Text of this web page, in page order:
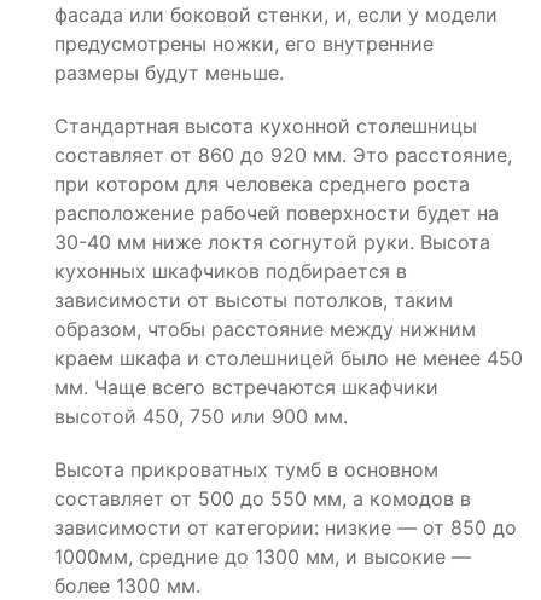
фасада или боковой стенки, и, если у модели
предусмотрены ножки, его внутренние
размеры будут меньше.
Стандартная высота кухонной столешницы
составляет от 860 до 920 мм. Это расстояние,
при котором для человека среднего роста
расположение рабочей поверхности будет на
30-40 мм ниже локтя согнутой руки. Высота
кухонных шкафчиков подбирается в
зависимости от высоты потолков, таким
образом, чтобы расстояние между нижним
краем шкафа и столешницей было не менее 450
мм. Чаще всего встречаются шкафчики
высотой 450, 750 или 900 мм.
Высота прикроватных тумб в основном
составляет от 500 до 550 мм, а комодов в
зависимости от категории: низкие — от 850 до
1000мм, средние до 1300 мм, и высокие —
более 1300 мм.